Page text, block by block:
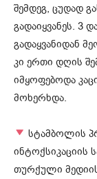
შემდეგ, ცუდად
გადაიყვანეს. 3
გადაყვანიდან
კი ერთი დღის
იმყოფებოდა
მოხერხდა.
სტამბოლის
ინტოქსიკაციის
თურქული